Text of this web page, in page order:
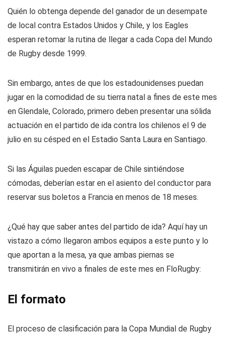
Quién lo obtenga depende del ganador de un desempate
de local contra Estados Unidos y Chile, y los Eagles
esperan retomar la rutina de llegar a cada Copa del Mundo
de Rugby desde 1999.
Sin embargo, antes de que los estadounidenses puedan
jugar en la comodidad de su tierra natal a fines de este mes
en Glendale, Colorado, primero deben presentar una sólida
actuación en el partido de ida contra los chilenos el 9 de
julio en su césped en el Estadio Santa Laura en Santiago.
Si las Águilas pueden escapar de Chile sintiéndose
cómodas, deberían estar en el asiento del conductor para
reservar sus boletos a Francia en menos de 18 meses.
¿Qué hay que saber antes del partido de ida? Aquí hay un
vistazo a cómo llegaron ambos equipos a este punto y lo
que aportan a la mesa, ya que ambas piernas se
transmitirán en vivo a finales de este mes en FloRugby:
El formato
El proceso de clasificación para la Copa Mundial de Rugby